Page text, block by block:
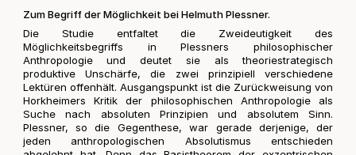
Zum Begriff der Möglichkeit bei Helmuth Plessner.
Die Studie entfaltet die Zweideutigkeit des
Möglichkeitsbegriffs in Plessners philosophischer
Anthropologie und deutet sie als theoriestrategisch
produktive Unschärfe, die zwei prinzipiell verschiedene
Lektüren offenhält. Ausgangspunkt ist die Zurückweisung von
Horkheimers Kritik der philosophischen Anthropologie als
Suche nach absoluten Prinzipien und absolutem Sinn.
Plessner, so die Gegenthese, war gerade derjenige, der
jeden anthropologischen Absolutismus entschieden